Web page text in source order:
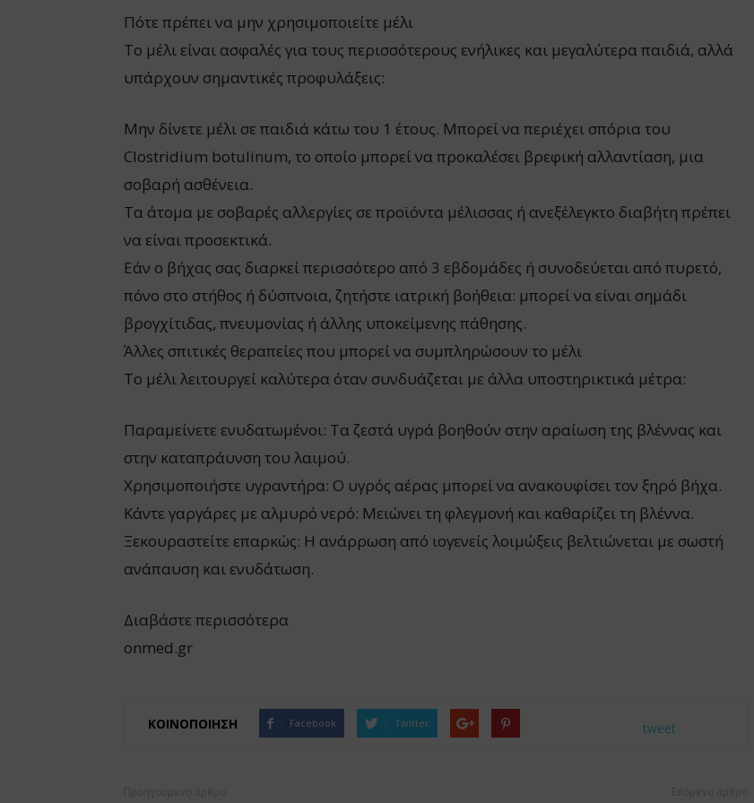
Πότε πρέπει να μην χρησιμοποιείτε μέλι
Το μέλι είναι ασφαλές για τους περισσότερους ενήλικες και μεγαλύτερα παιδιά, αλλά
υπάρχουν σημαντικές προφυλάξεις:
Μην δίνετε μέλι σε παιδιά κάτω του 1 έτους. Μπορεί να περιέχει σπόρια του
Clostridium botulinum, το οποίο μπορεί να προκαλέσει βρεφική αλλαντίαση, μια
σοβαρή ασθένεια.
Τα άτομα με σοβαρές αλλεργίες σε προϊόντα μέλισσας ή ανεξέλεγκτο διαβήτη πρέπει
να είναι προσεκτικά.
Εάν ο βήχας σας διαρκεί περισσότερο από 3 εβδομάδες ή συνοδεύεται από πυρετό,
πόνο στο στήθος ή δύσπνοια, ζητήστε ιατρική βοήθεια: μπορεί να είναι σημάδι
βρογχίτιδας, πνευμονίας ή άλλης υποκείμενης πάθησης.
Άλλες σπιτικές θεραπείες που μπορεί να συμπληρώσουν το μέλι
Το μέλι λειτουργεί καλύτερα όταν συνδυάζεται με άλλα υποστηρικτικά μέτρα:
Παραμείνετε ενυδατωμένοι: Τα ζεστά υγρά βοηθούν στην αραίωση της βλέννας και
στην καταπράυνση του λαιμού.
Χρησιμοποιήστε υγραντήρα: Ο υγρός αέρας μπορεί να ανακουφίσει τον ξηρό βήχα.
Κάντε γαργάρες με αλμυρό νερό: Μειώνει τη φλεγμονή και καθαρίζει τη βλέννα.
Ξεκουραστείτε επαρκώς: Η ανάρρωση από ιογενείς λοιμώξεις βελτιώνεται με σωστή
ανάπαυση και ενυδάτωση.
Διαβάστε περισσότερα
onmed.gr
ΚΟΙΝΟΠΟΙΗΣΗ Facebook Twitter tweet